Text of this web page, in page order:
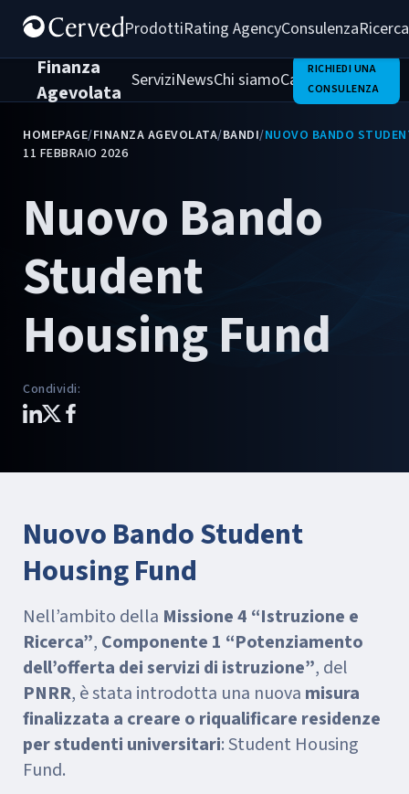
ProdottiRating AgencyConsulenza
Finanza
Agevolata
ServiziNewsChi siamoCasi di successo
RICHIEDI UNA
CONSULENZA
HOMEPAGE/FINANZA AGEVOLATA/BANDI/NUOVO BANDO
11 FEBBRAIO 2026
Nuovo Bando
Student
Housing Fund
Condividi:
Nuovo Bando Student
Housing Fund
Nell’ambito della Missione 4 “Istruzione e
Ricerca”, Componente 1 “Potenziamento
dell’offerta dei servizi di istruzione”, del
PNRR, è stata introdotta una nuova misura
finalizzata a creare o riqualificare residenze
per studenti universitari: Student Housing
Fund.